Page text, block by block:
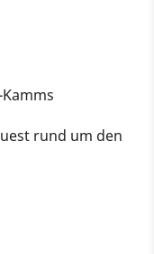
rund um den